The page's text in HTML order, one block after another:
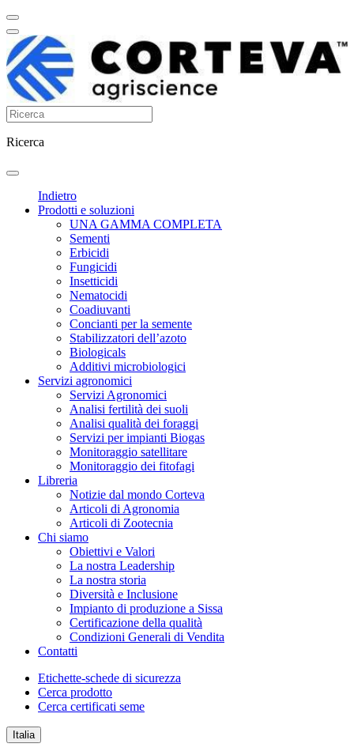
Ricerca
Indietro
Prodotti e soluzioni
UNA GAMMA COMPLETA
Sementi
Erbicidi
Fungicidi
Insetticidi
Nematocidi
Coadiuvanti
Concianti per la semente
Stabilizzatori dell’azoto
Biologicals
Additivi microbiologici
Servizi agronomici
Servizi Agronomici
Analisi fertilità dei suoli
Analisi qualità dei foraggi
Servizi per impianti Biogas
Monitoraggio satellitare
Monitoraggio dei fitofagi
Libreria
Notizie dal mondo Corteva
Articoli di Agronomia
Articoli di Zootecnia
Chi siamo
Obiettivi e Valori
La nostra Leadership
La nostra storia
Diversità e Inclusione
Impianto di produzione a Sissa
Certificazione della qualità
Condizioni Generali di Vendita
Contatti
Etichette-schede di sicurezza
Cerca prodotto
Cerca certificati seme
Italia